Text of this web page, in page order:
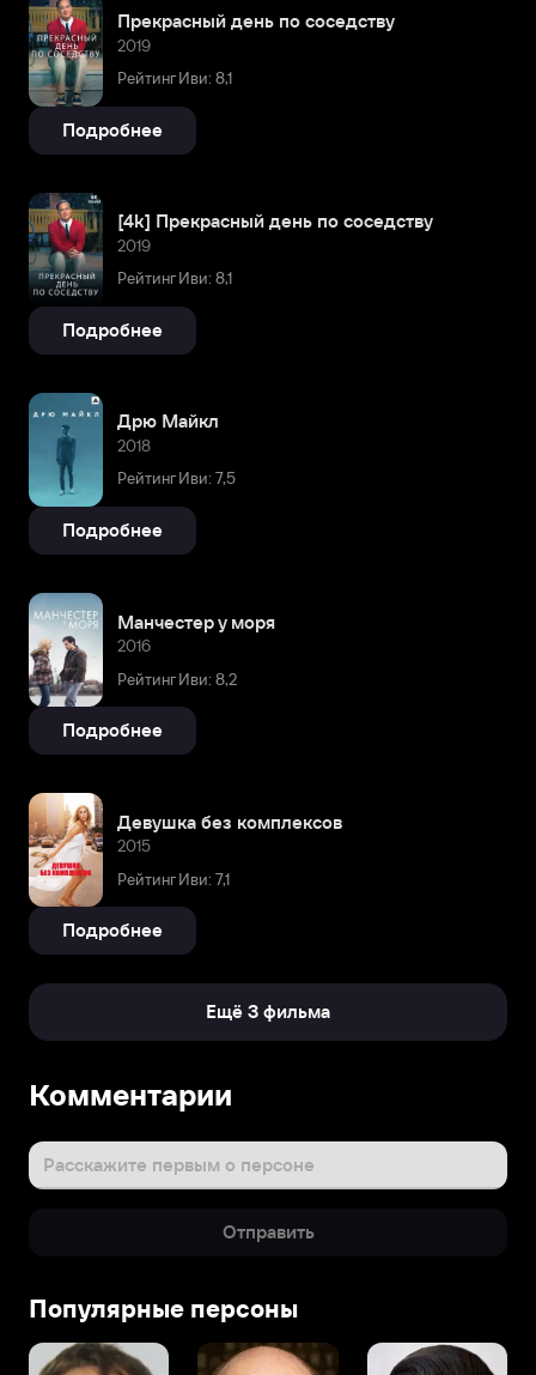
Прекрасный день по соседству
2019
Рейтинг Иви: 8,1
Подробнее
[4k] Прекрасный день по соседству
2019
Рейтинг Иви: 8,1
Подробнее
Дрю Майкл
2018
Рейтинг Иви: 7,5
Подробнее
Манчестер у моря
2016
Рейтинг Иви: 8,2
Подробнее
Девушка без комплексов
2015
Рейтинг Иви: 7,1
Подробнее
Ещё 3 фильма
Комментарии
Расскажите первым о персоне
Отправить
Популярные персоны